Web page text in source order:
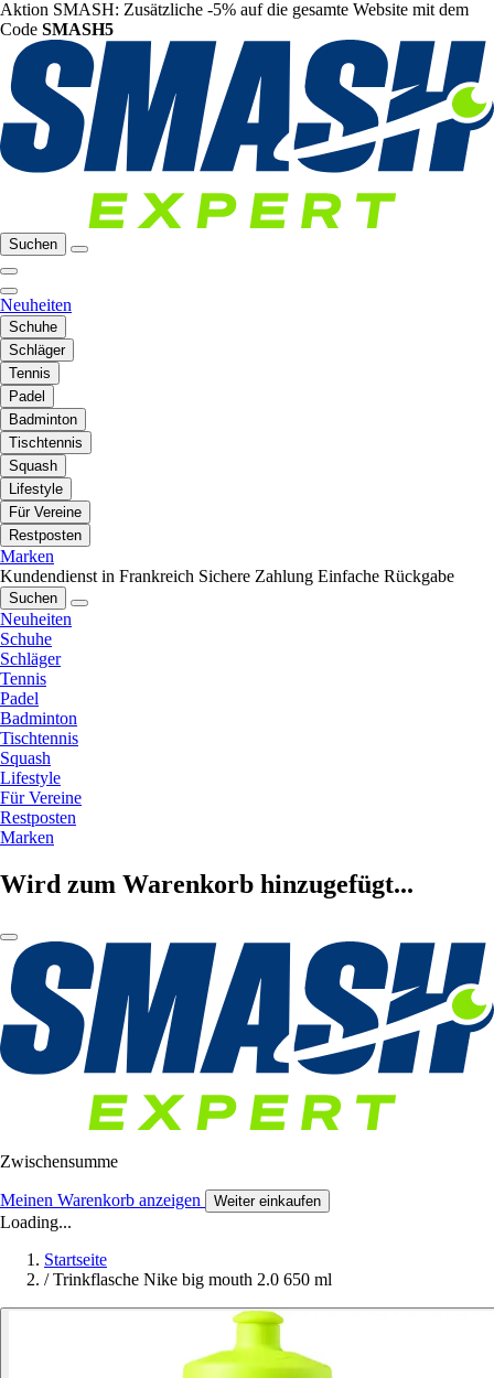
Aktion SMASH: Zusätzliche -5% auf die gesamte Website mit dem
Code SMASH5
Suchen
Neuheiten
Schuhe
Schläger
Tennis
Padel
Badminton
Tischtennis
Squash
Lifestyle
Für Vereine
Restposten
Marken
Kundendienst in Frankreich Sichere Zahlung Einfache Rückgabe
Suchen
Neuheiten
Schuhe
Schläger
Tennis
Padel
Badminton
Tischtennis
Squash
Lifestyle
Für Vereine
Restposten
Marken
Wird zum Warenkorb hinzugefügt...
Zwischensumme
Meinen Warenkorb anzeigen Weiter einkaufen
Loading...
Startseite
/ Trinkflasche Nike big mouth 2.0 650 ml